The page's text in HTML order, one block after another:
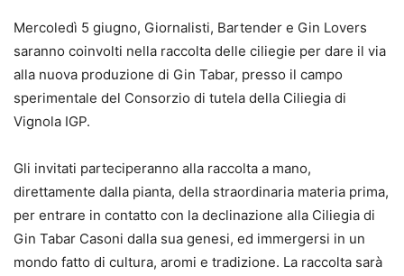
Mercoledì 5 giugno, Giornalisti, Bartender e Gin Lovers
saranno coinvolti nella raccolta delle ciliegie per dare il via
alla nuova produzione di Gin Tabar, presso il campo
sperimentale del Consorzio di tutela della Ciliegia di
Vignola IGP.
Gli invitati parteciperanno alla raccolta a mano,
direttamente dalla pianta, della straordinaria materia prima,
per entrare in contatto con la declinazione alla Ciliegia di
Gin Tabar Casoni dalla sua genesi, ed immergersi in un
mondo fatto di cultura, aromi e tradizione. La raccolta sarà